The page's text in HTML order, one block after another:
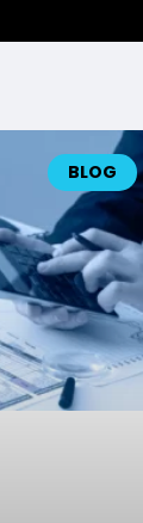
BLOG